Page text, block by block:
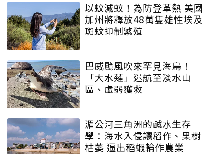
以蚊滅蚊！為防登革熱 美國
加州將釋放48萬隻雄性埃及
斑蚊抑制繁殖
巴威颱風吹來罕見海鳥！
「大水薙」迷航至淡水山
區、虛弱獲救
湄公河三角洲的鹹水生存
學：海水入侵讓稻作、果樹
枯萎 逼出稻蝦輪作農業